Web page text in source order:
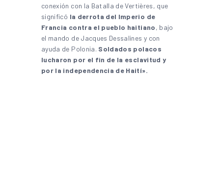
conexión con la Batalla de Vertières, que
significó la derrota del Imperio de
Francia contra el pueblo haitiano, bajo
el mando de Jacques Dessalines y con
ayuda de Polonia. Soldados polacos
lucharon por el fin de la esclavitud y
por la independencia de Haití».